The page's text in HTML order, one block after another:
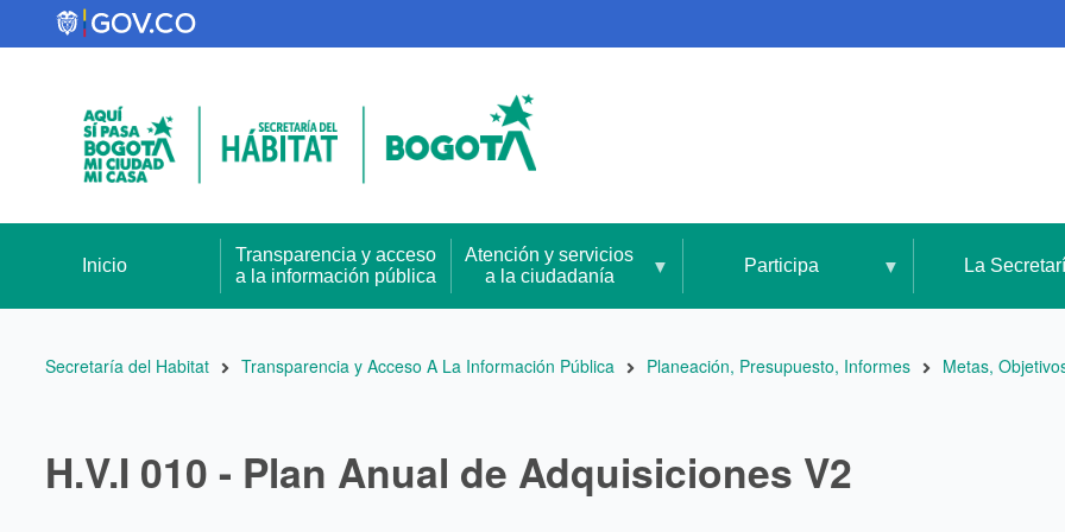
al
Inicio
Transparencia y acceso
a la información pública
Atención y servicios
a la ciudadanía
Participa La
Ruta
navegación
Secretaría del Habitat Transparencia y Acceso A La Información Pública Planeación, Presupuesto, Informes Metas,
H.V.I 010 - Plan Anual de Adquisiciones V2